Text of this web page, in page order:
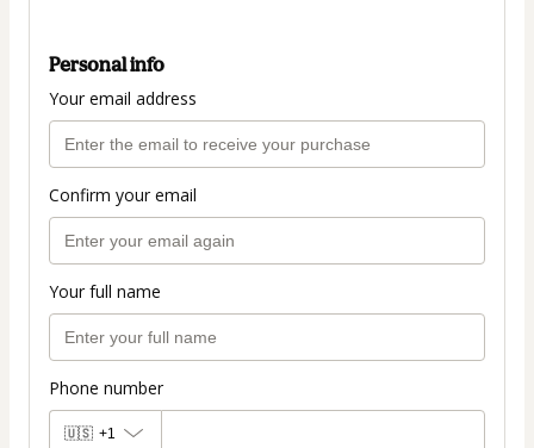
Personal info
Your email address
Confirm your email
Your full name
Phone number
🇺🇸 +1